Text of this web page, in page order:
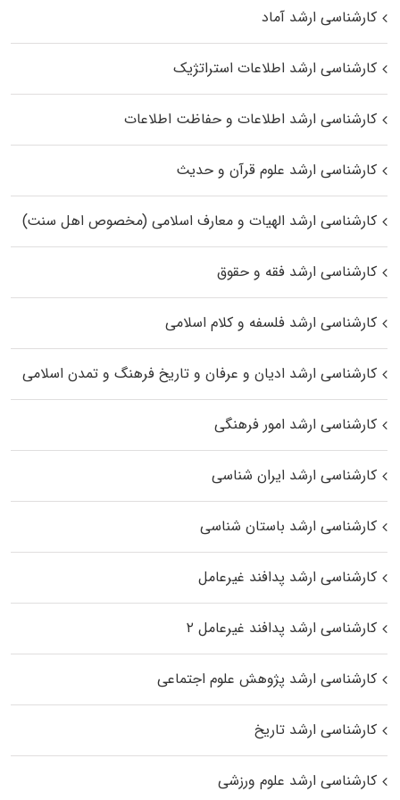
کارشناسی ارشد آماد
کارشناسی ارشد اطلاعات استراتژیک
کارشناسی ارشد اطلاعات و حفاظت اطلاعات
کارشناسی ارشد علوم قرآن و حدیث
کارشناسی ارشد الهیات و معارف اسلامی (مخصوص اهل سنت)
کارشناسی ارشد فقه و حقوق
کارشناسی ارشد فلسفه و کلام اسلامی
کارشناسی ارشد ادیان و عرفان و تاریخ فرهنگ و تمدن اسلامی
کارشناسی ارشد امور فرهنگی
کارشناسی ارشد ایران شناسی
کارشناسی ارشد باستان شناسی
کارشناسی ارشد پدافند غیرعامل
کارشناسی ارشد پدافند غیرعامل ۲
کارشناسی ارشد پژوهش علوم اجتماعی
کارشناسی ارشد تاریخ
کارشناسی ارشد علوم ورزشی